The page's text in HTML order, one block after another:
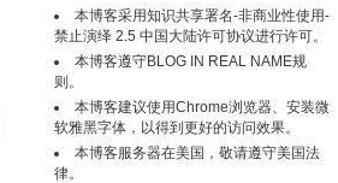
本博客采用知识共享署名-非商业性使用-
禁止演绎 2.5 中国大陆许可协议进行许可。
本博客遵守BLOG IN REAL NAME规
则。
本博客建议使用Chrome浏览器、安装微
软雅黑字体，以得到更好的访问效果。
本博客服务器在美国 ，敬请遵守美国法
律。